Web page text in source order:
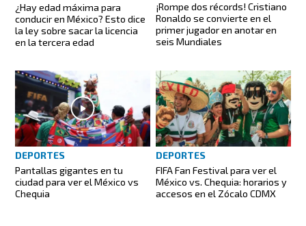
¿Hay edad máxima para
conducir en México? Esto dice
la ley sobre sacar la licencia
en la tercera edad
¡Rompe dos récords! Cristiano
Ronaldo se convierte en el
primer jugador en anotar en
seis Mundiales
DEPORTES
Pantallas gigantes en tu
ciudad para ver el México vs
Chequia
DEPORTES
FIFA Fan Festival para ver el
México vs. Chequia: horarios y
accesos en el Zócalo CDMX